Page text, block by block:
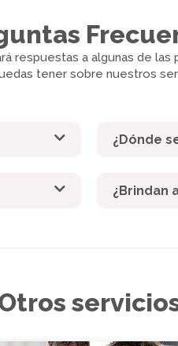
respuestas a algunas de las
tener sobre nuestros
¿Dónde
¿Brindan